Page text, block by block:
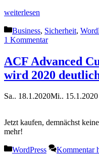
weiterlesen
Kategorien
Business, Sicherheit,
1 Kommentar
ACF Advanced
wird 2020
Sa.. 18.1.2020Mi.. 15.1.2020
Jetzt kaufen, demnächst
mehr!
Kategorien
WordPress
Kommentar